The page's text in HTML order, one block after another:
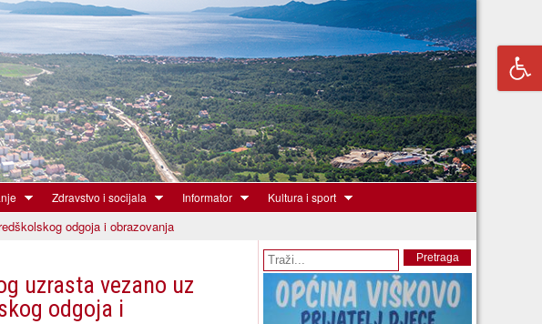
Zdravstvo i socijala Informator Kultura i sport
odgoja i obrazovanja
uzrasta vezano uz
odgoja i
Obrazac pretrage Pretraga